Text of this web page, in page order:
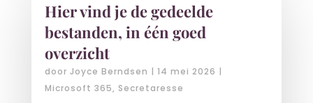
Hier vind je de gedeelde
bestanden, in één goed
overzicht
door Joyce Berndsen | 14 mei 2026 |
Microsoft 365, Secretaresse